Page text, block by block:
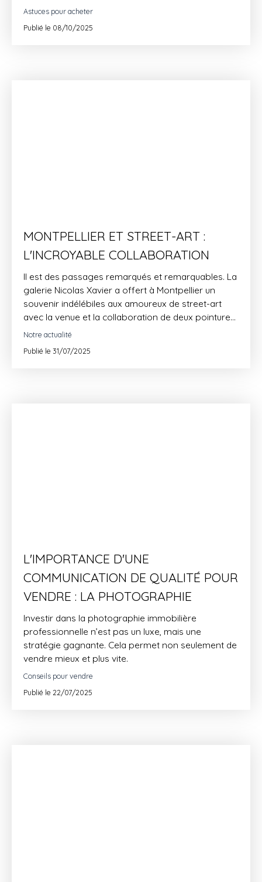
vendre sont spacieuses, avec de grands jardins, et
estimation gratuite pour découvrir la valeur de
Astuces pour acheter
Publié le 08/10/2025
MONTPELLIER ET STREET-ART :
L'INCROYABLE COLLABORATION
Il est des passages remarqués et remarquables. La
galerie Nicolas Xavier a offert à Montpellier un
souvenir indélébiles aux amoureux de street-art
avec la venue et la collaboration de deux pointures
de cet art : André SARAIVA et MODE2.
Notre actualité
Publié le 31/07/2025
L'IMPORTANCE D'UNE
COMMUNICATION DE QUALITÉ POUR
VENDRE : LA PHOTOGRAPHIE
Investir dans la photographie immobilière
professionnelle n’est pas un luxe, mais une
stratégie gagnante. Cela permet non seulement de
vendre mieux et plus vite.
Conseils pour vendre
Publié le 22/07/2025